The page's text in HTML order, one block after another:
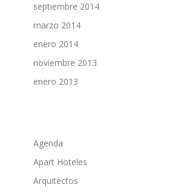
septiembre 2014
marzo 2014
enero 2014
noviembre 2013
enero 2013
Agenda
Apart Hoteles
Arquitectos